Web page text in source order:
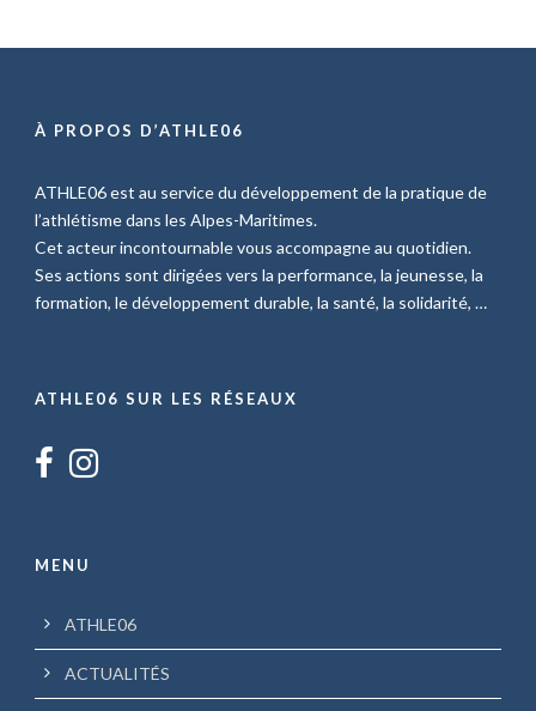
À PROPOS D’ATHLE06
ATHLE06 est au service du développement de la pratique de
l’athlétisme dans les Alpes-Maritimes.
Cet acteur incontournable vous accompagne au quotidien.
Ses actions sont dirigées vers la performance, la jeunesse, la
formation, le développement durable, la santé, la solidarité, …
ATHLE06 SUR LES RÉSEAUX
MENU
ATHLE06
ACTUALITÉS